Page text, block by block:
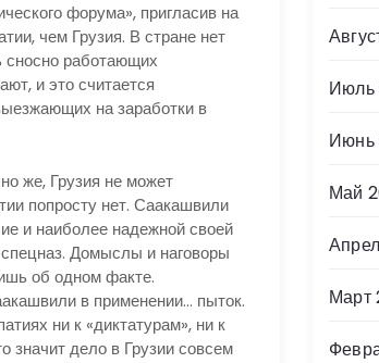
форума», пригласив на
чем Грузия. В стране нет
сносно работающих
и это считается
на заработки в
же, Грузия не может
попросту нет. Саакашвили
и наиболее надежной своей
Домыслы и наговоры
об одном факте.
в применении… пыток.
ни к «диктатурам», ни к
значит дело в Грузии совсем
Июль
Июнь
Май
Март